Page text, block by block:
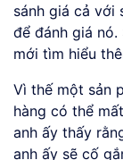
sánh giá cả với
để đánh giá nó.
mới tìm hiểu
Vì thế một sản
hàng có thể
anh ấy thấy
anh ấy sẽ cố